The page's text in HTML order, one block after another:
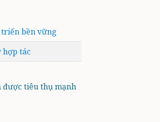
bền vững
hợp tác
được tiêu thụ mạnh